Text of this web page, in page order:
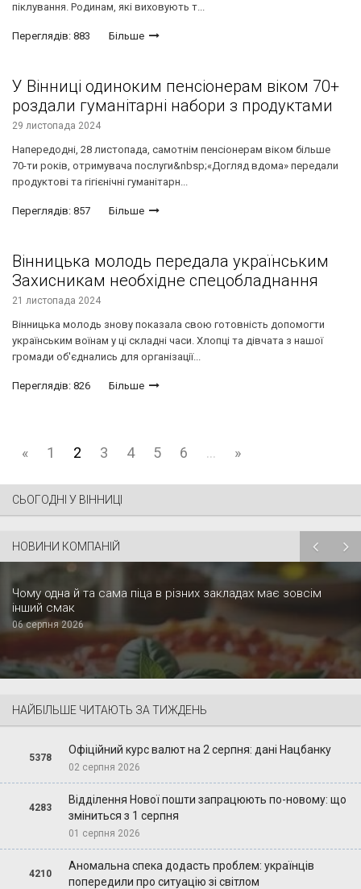
піклування. Родинам, які виховують т...
Переглядів: 883 Більше
У Вінниці одиноким пенсіонерам віком 70+
роздали гуманітарні набори з продуктами
29 листопада 2024
Напередодні, 28 листопада, самотнім пенсіонерам віком більше
70-ти років, отримувача послуги&nbsp;«Догляд вдома» передали
продуктові та гігієнічні гуманітарн...
Переглядів: 857 Більше
Вінницька молодь передала українським
Захисникам необхідне спецобладнання
21 листопада 2024
Вінницька молодь знову показала свою готовність допомогти
українським воїнам у ці складні часи. Хлопці та дівчата з нашої
громади об'єднались для організації...
Переглядів: 826 Більше
« 1 2 3 4 5 6 ... »
СЬОГОДНІ У ВІННИЦІ
НОВИНИ КОМПАНІЙ
Чому одна й та сама піца в різних закладах має зовсім
інший смак
06 серпня 2026
НАЙБІЛЬШЕ ЧИТАЮТЬ ЗА ТИЖДЕНЬ
5378
Офіційний курс валют на 2 серпня: дані Нацбанку
02 серпня 2026
4283
Відділення Нової пошти запрацюють по-новому: що
зміниться з 1 серпня
01 серпня 2026
4210
Аномальна спека додасть проблем: українців
попередили про ситуацію зі світлом